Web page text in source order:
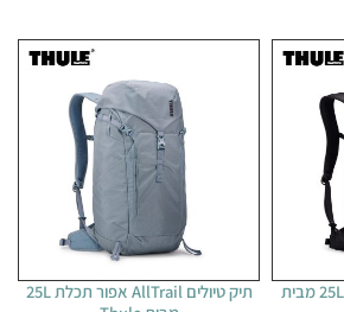
תיק טיולים AllTrail שחור 25L מבית
תיק טיולים AllTrail אפור תכלת 25L